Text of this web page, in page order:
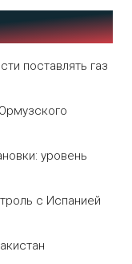
поставлять газ
уровень
с Испанией